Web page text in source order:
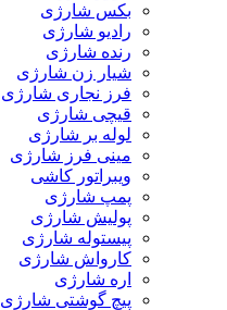
بکس شارژی
رادیو شارژی
رنده شارژی
شیار زن شارژی
فرز نجاری شارژی
قیچی شارژی
لوله بر شارژی
مینی فرز شارژی
ویبراتور کاشی
پمپ شارژی
پولیش شارژی
پیستوله شارژی
کارواش شارژی
اره شارژی
پیچ گوشتی شارژی